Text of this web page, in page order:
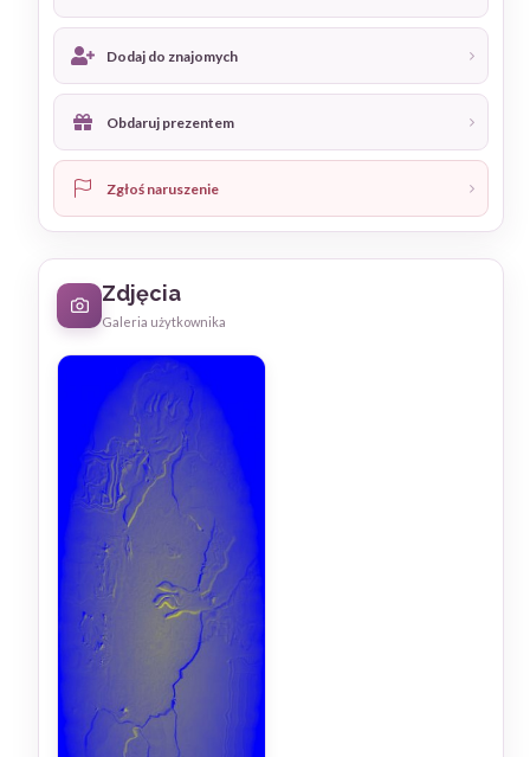
Dodaj do znajomych
Obdaruj prezentem
Zgłoś naruszenie
Zdjęcia
Galeria użytkownika